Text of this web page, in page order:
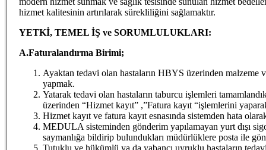
hizmet kalitesinin artırılarak sürekliliğini sağlamaktır.
YETKİ, TEMEL İŞ ve SORUMLULUKLARI:
A.Faturalandırma Birimi;
Ayaktan tedavi olan hastaların HBYS üzerinden
yapmak.
Yatarak tedavi olan hastaların taburcu işlemleri
üzerinden “Hizmet kayıt” ,”Fatura kayıt “işlemlerini
Hizmet kayıt ve fatura kayıt esnasında sistemden hata
MEDULA sisteminden gönderim yapılamayan yurt dışı
saymanlığa bildirip bulundukları müdürlüklere posta ile